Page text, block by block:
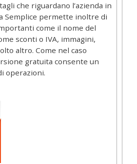
che riguardano l’azienda in
Semplice permette inoltre di
come il nome del
sconti o IVA, immagini,
altro. Come nel caso
gratuita consente un
operazioni.